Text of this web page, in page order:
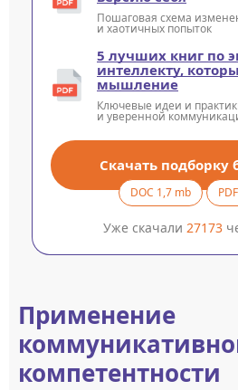
Пошаговая схема
и хаотичных попыток
5 лучших книг по
интеллекту,
мышление
Ключевые идеи и
и уверенной
Скачать подборку
DOC 1,7 mb
Уже скачали 27173
Применение
компетентности